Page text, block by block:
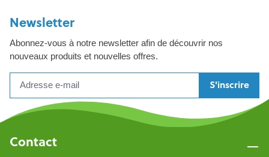
Newsletter
Abonnez-vous à notre newsletter afin de découvrir nos
nouveaux produits et nouvelles offres.
S'inscrire
Contact